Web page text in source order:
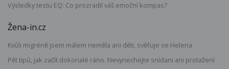
Výsledky testu EQ: Co prozradil váš emoční kompas?
Žena-in.cz
Kvůli migréně jsem málem neměla ani děti, svěřuje se Helena
Pět tipů, jak začít dokonalé ráno. Nevynechejte snídani ani protažení